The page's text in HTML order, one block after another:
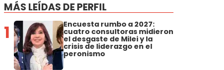
MÁS LEÍDAS DE PERFIL
1 Encuesta rumbo a 2027:
cuatro consultoras midieron
el desgaste de Milei y la
crisis de liderazgo en el
peronismo